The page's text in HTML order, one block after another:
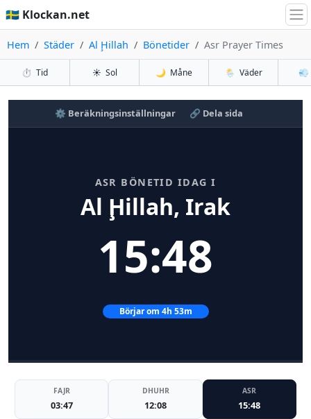
🇸🇪 Klockan.net
Hem Städer Al Ḩillah Bönetider Asr Prayer Times
⏱️ Tid ☀️ Sol 🌙 Måne 🌦️ Väder 💨
⚙️ Beräkningsinställningar 🔗 Dela sida
ASR BÖNETID IDAG I
Al Ḩillah, Irak
15:48
Börjar om 4h 53m
FAJR
03:47
DHUHR
12:08
ASR
15:48